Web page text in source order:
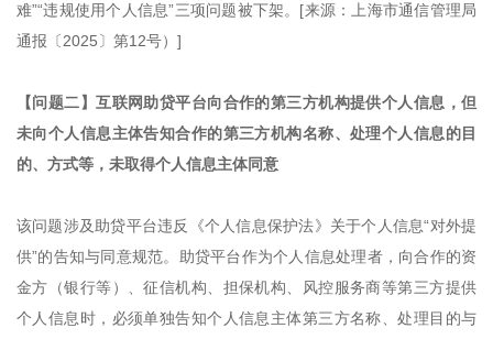
难”“违规使用个人信息”三项问题被下架。[来源：上海市通信管理局
通报〔2025〕第12号）]
【问题二】互联网助贷平台向合作的第三方机构提供个人信息，但
未向个人信息主体告知合作的第三方机构名称、处理个人信息的目
的、方式等，未取得个人信息主体同意
该问题涉及助贷平台违反《个人信息保护法》关于个人信息“对外提
供”的告知与同意规范。助贷平台作为个人信息处理者，向合作的资
金方（银行等）、征信机构、担保机构、风控服务商等第三方提供
个人信息时，必须单独告知个人信息主体第三方名称、处理目的与